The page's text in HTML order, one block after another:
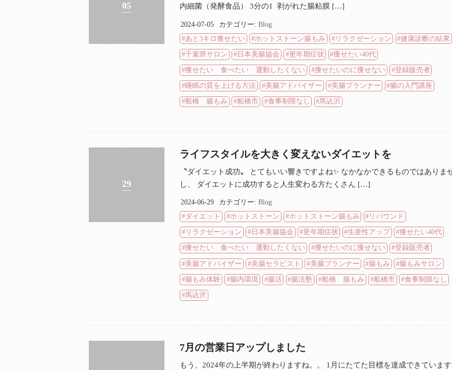
05
内細菌（発酵食品） 3分の1 剥がれた腸粘膜 […]
2024-07-05 カテゴリー: Blog
あと3キロ痩せたい
ホットストーン腸もみ リラクゼーション 健康診断の結果
千葉県サロン 日本美腸協会 更年期症状 痩せたい40代
痩せたい 食べたい 運動したくない 痩せたいのに痩せない 登録販売者
睡眠の質を上げる方法 美腸アドバイザー 美腸プランナー 腸の入門講座
船橋 腸もみ 船橋市 食事制限なし 馬込沢
29
ライフスタイルを大きく変えないダイエットを
〝ダイエット成功〟 とてもいい響きですよね✨ なかなかできるものではありま
し、 ダイエットに成功すると人生変わる方たくさん […]
2024-06-29 カテゴリー: Blog
ダイエット
ホットストーン ホットストーン腸もみ リバウンド
リラクゼーション 日本美腸協会 更年期症状 生産性アップ 痩せたい40代
痩せたい 食べたい 運動したくない 痩せたいのに痩せない 登録販売者
美腸アドバイザー 美腸セラピスト 美腸プランナー 腸もみ 腸もみサロン
腸もみ体験 腸内環境 腸活 腸活塾 船橋 腸もみ 船橋市 食事制限なし
馬込沢
7月の営業日アップしました
もう、2024年の上半期が終わりますね。。 1月にたてた目標を達成できていま